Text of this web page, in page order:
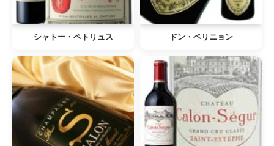
シャトー・ペトリュス ドン・ペリニョン